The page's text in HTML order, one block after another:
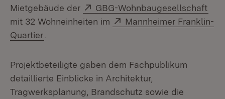
Mietgebäude der
Extern:
GBG-Wohnbaugesellschaft
mit 32 Wohneinheiten im
Extern:
Mannheimer Franklin-
Quartier
Projektbeteiligte gaben dem Fachpublikum
detaillierte Einblicke in Architektur,
Tragwerksplanung, Brandschutz sowie die